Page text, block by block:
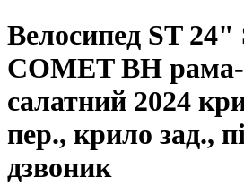
Велосипед ST 24"
COMET BH
салатний 2024
пер., крило зад.,
дзвоник